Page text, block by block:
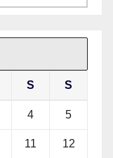
S S
4 5
11 12